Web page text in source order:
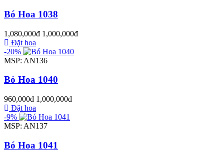
Bó Hoa 1038
1,080,000đ 1,000,000đ
Đặt hoa
-20%
MSP: AN136
Bó Hoa 1040
960,000đ 1,000,000đ
Đặt hoa
-9%
MSP: AN137
Bó Hoa 1041